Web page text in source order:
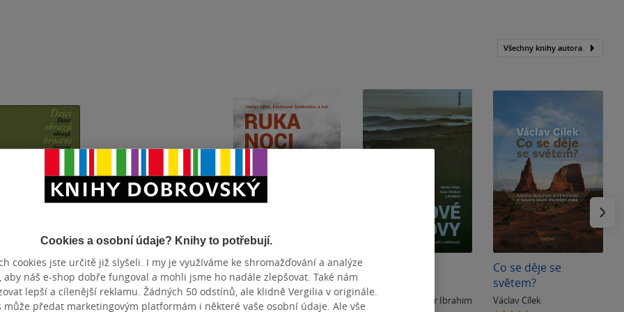
Všechny knihy autora
obrazů
býka
,Kristýna
Střední Čechy -
Objevovat krajinu
znamená poznávat
Václav Cílek
Ruka noci podaná
Václav Cílek ,Ferdinand
Amar Ibrahim
Co se děje se
světem?
Václav Cílek
Cookies a osobní údaje? Knihy to potřebují.
cookies jste určitě již slyšeli. I my je využíváme ke shromažďování a analýze
aby náš e-shop dobře fungoval a mohli jsme ho nadále zlepšovat. Také nám
lepší a cílenější reklamu. Žádných 50 odstínů, ale klidně Vergilia v originále.
může předat marketingovým platformám i některé vaše osobní údaje. Ale vše